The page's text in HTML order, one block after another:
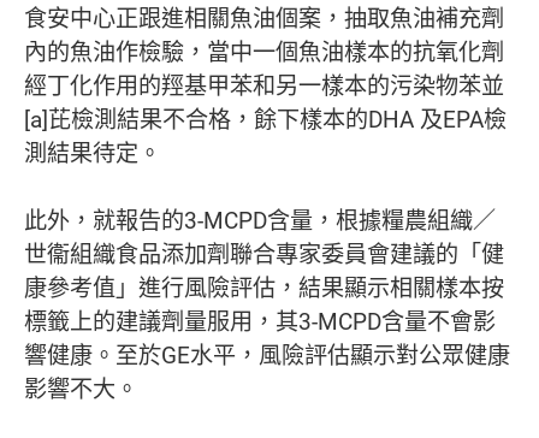
食安中心正跟進相關魚油個案，抽取魚油補充劑
內的魚油作檢驗，當中一個魚油樣本的抗氧化劑
經丁化作用的羥基甲苯和另一樣本的污染物苯並
[a]芘檢測結果不合格，餘下樣本的DHA 及EPA檢
測結果待定。
此外，就報告的3-MCPD含量，根據糧農組織／
世衞組織食品添加劑聯合專家委員會建議的「健
康參考值」進行風險評估，結果顯示相關樣本按
標籤上的建議劑量服用，其3-MCPD含量不會影
響健康。至於GE水平，風險評估顯示對公眾健康
影響不大。